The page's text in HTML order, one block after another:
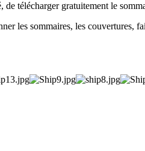
télécharger gratuitement le
les sommaires, les couvertures,